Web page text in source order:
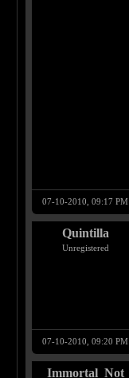
07-10-2010, 09:17 PM
Quintilla
Unregistered
07-10-2010, 09:20 PM
Immortal_Not